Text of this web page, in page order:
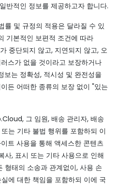
반적인 정보를 제공하고자 합니다.
률 및 규정의 적용은 달라질 수 있
기본적인 보편적 조건에 따라
중단되지 않고, 지연되지 않고, 오
스가 없을 것이라고 보장하거나
보는 정확성, 적시성 및 완전성을
든 어떠한 종류의 보장 없이 "있는
그 임원, 배송 관리자, 배송
는 기타 불법 행위를 포함하되 이
트 사용을 통해 액세스한 콘텐츠
사, 표시 또는 기타 사용으로 인해
형태의 소송과 관계없이, 사용 손
에 대한 책임을 포함하되 이에 국